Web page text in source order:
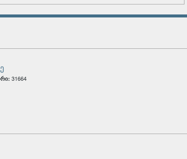
31664